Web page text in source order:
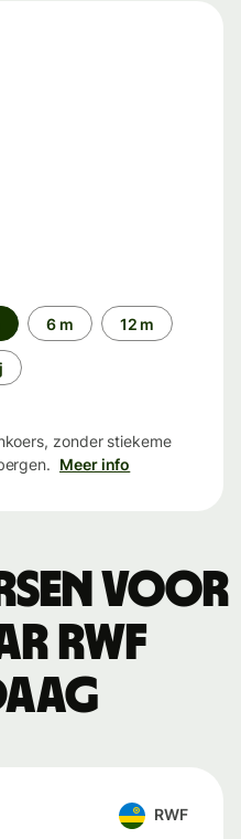
6 m 12 m
zonder stiekeme
Meer info
voor
RWF
RWF